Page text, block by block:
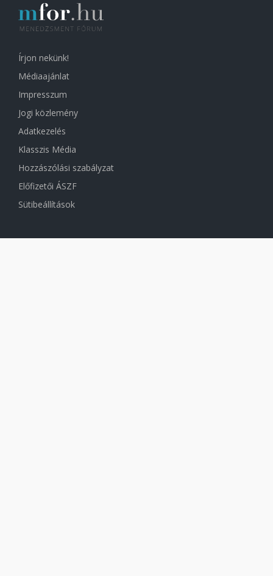
Írjon nekünk!
Médiaajánlat
Impresszum
Jogi közlemény
Adatkezelés
Klasszis Média
Hozzászólási szabályzat
Előfizetői ÁSZF
Sütibeállítások